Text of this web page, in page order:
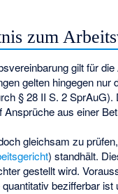
zum
gilt für
gelten hingegen
§ 28 II S. 2
Ansprüche aus einer
gleichsam zu
) standhält.
gestellt wird.
quantitativ bezifferbar